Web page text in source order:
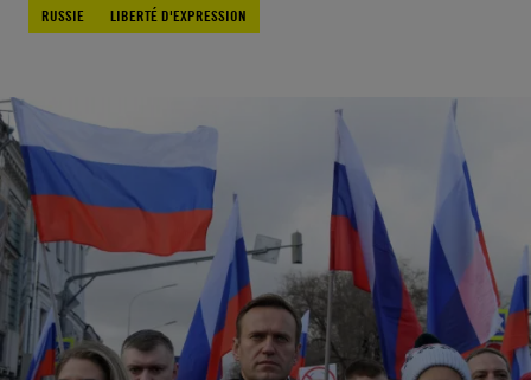
RUSSIE
LIBERTÉ D'EXPRESSION